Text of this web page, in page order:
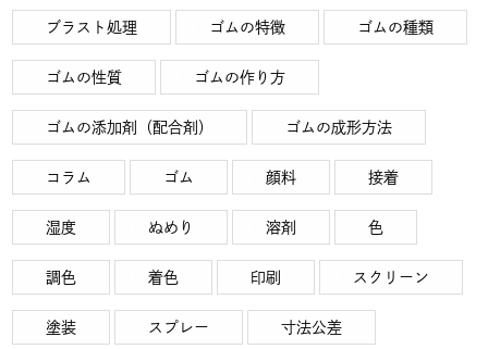
ブラスト処理 ゴムの特徴 ゴムの種類
ゴムの性質 ゴムの作り方
ゴムの添加剤（配合剤） ゴムの成形方法
コラム ゴム 顔料 接着
湿度 ぬめり 溶剤 色
調色 着色 印刷 スクリーン
塗装 スプレー 寸法公差